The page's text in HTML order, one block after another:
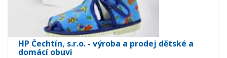
HP Čechtín, s.r.o. - výroba a prodej dětské a
domácí obuvi